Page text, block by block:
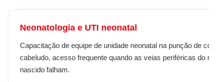
Neonatologia e UTI neonatal
Capacitação de equipe de unidade neonatal na punção de
cabeludo, acesso frequente quando as veias periféricas do
nascido falham.